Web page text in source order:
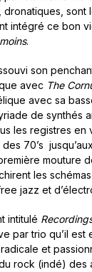
dronatiques, sont
intégré ce bon
.
son
avec The
avec sa
de synthés
les registres
70’s
mouture
les
jazz et
intitulé
par trio qu’il est
et
rock (indé) des